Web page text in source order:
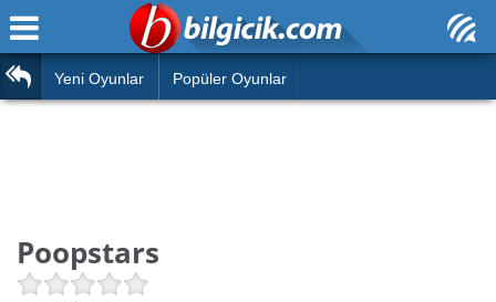
Araba
Futbol
Çocuk
Ana Sayfa
Yeni Oyunlar Popüler Oyunlar
Poopstars